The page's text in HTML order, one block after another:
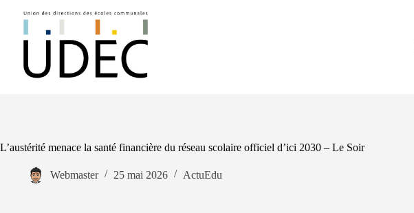
L’austérité menace la santé financière du réseau scolaire officiel d’ici 2030 – Le Soir
Webmaster 25 mai 2026 ActuEdu